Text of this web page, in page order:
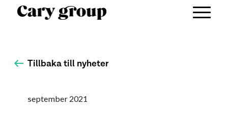
Tillbaka till nyheter
september 2021